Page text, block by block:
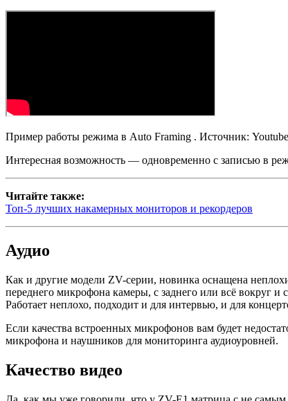
Пример работы режима в Auto Framing . Источник:
Интересная возможность — одновременно с записью в
Читайте также:
Топ-5 лучших накамерных мониторов и рекордеров
Аудио
Как и другие модели ZV-серии, новинка оснащена
переднего микрофона камеры, с заднего или всё вокруг
Работает неплохо, подходит и для интервью, и для
Если качества встроенных микрофонов вам будет
микрофона и наушников для мониторинга аудиоуровней.
Качество видео